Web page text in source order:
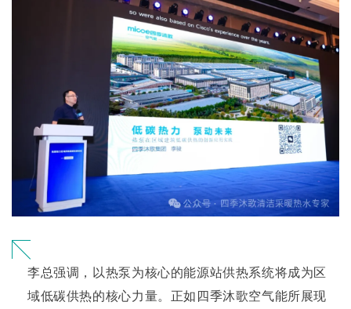
李总强调，以热泵为核心的能源站供热系统将成为区
域低碳供热的核心力量。正如四季沐歌空气能所展现